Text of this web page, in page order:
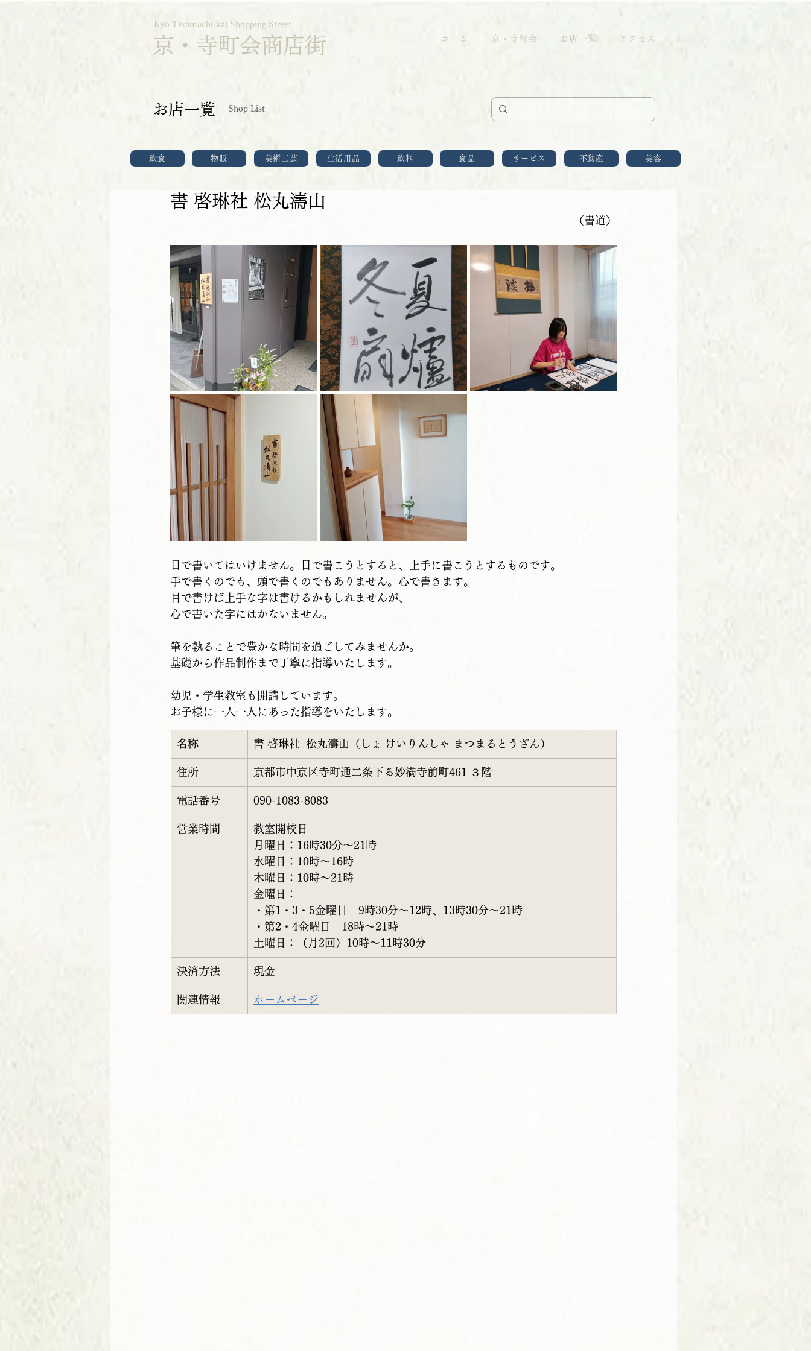
Kyo Teramachi-kai Shopping Street
京・寺町会商店街 ホーム 京・寺町会 お店一覧 アクセス
お店一覧 Shop List
飲食 物販 美術工芸 生活用品 飲料 食品 サービス 不動産 美容
書 啓琳社 松丸濤山
（書道）
目で書いてはいけません。目で書こうとすると、上手に書こうとするものです。
手で書くのでも、頭で書くのでもありません。心で書きます。
目で書けば上手な字は書けるかもしれませんが、
心で書いた字にはかないません。
筆を執ることで豊かな時間を過ごしてみませんか。
基礎から作品制作まで丁寧に指導いたします。
幼児・学生教室も開講しています。
お子様に一人一人にあった指導をいたします。
名称 書 啓琳社  松丸濤山 （しょ けいりんしゃ まつまるとうざん）
住所 京都市中京区寺町通二条下る妙満寺前町461 ３階
電話番号 090-1083-8083
営業時間
教室開校日
月曜日：16時30分～21時
水曜日：10時～16時
木曜日：10時〜21時
金曜日：
・ 第1・3・5金曜日　9時30分〜12時、13時30分〜21時
・ 第2・4金曜日　18時〜21時
土曜日：（月2回）10時〜11時30分
決済方法 現金
関連情報 ホームページ